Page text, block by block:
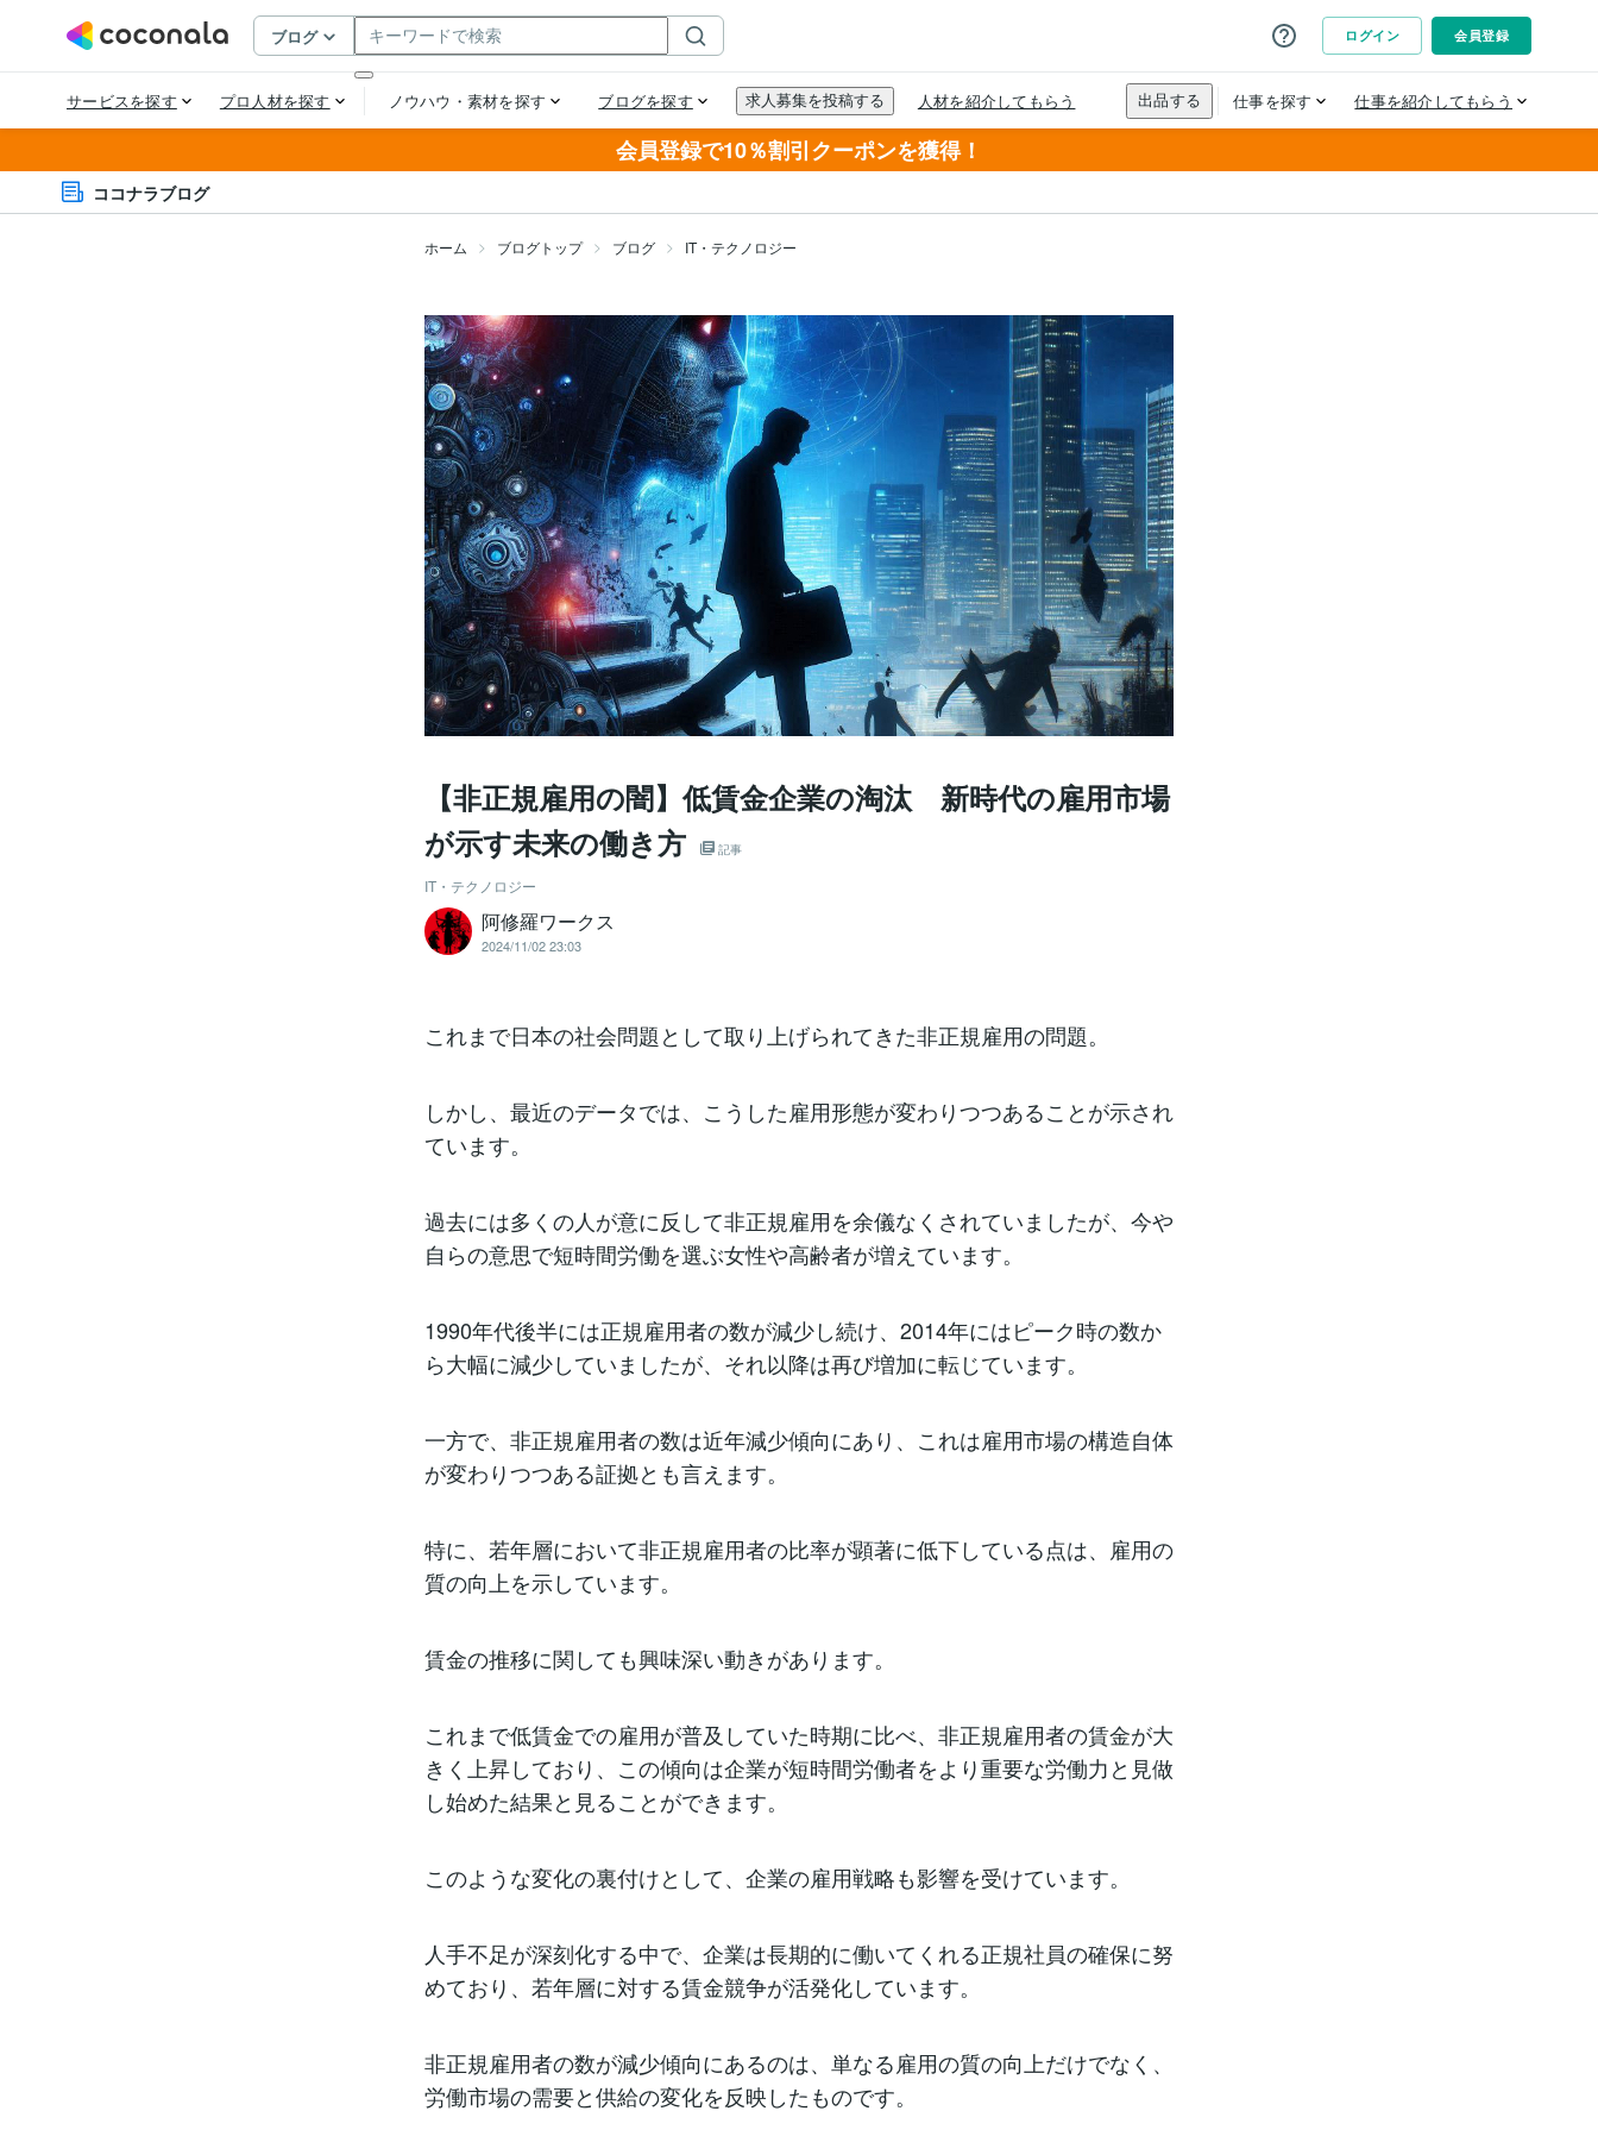
会員登録で10％割引クーポンを獲得！
ココナラブログ
ホーム ブログトップ ブログ IT・テクノロジー
【非正規雇用の闇】低賃金企業の淘汰 新時代の雇用市場
が示す未来の働き方
記事
IT・テクノロジー
阿修羅ワークス
2024/11/02 23:03
これまで日本の社会問題として取り上げられてきた非正規雇用の問題。
しかし、最近のデータでは、こうした雇用形態が変わりつつあることが示され
ています。
過去には多くの人が意に反して非正規雇用を余儀なくされていましたが、今や
自らの意思で短時間労働を選ぶ女性や高齢者が増えています。
1990年代後半には正規雇用者の数が減少し続け、2014年にはピーク時の数か
ら大幅に減少していましたが、それ以降は再び増加に転じています。
一方で、非正規雇用者の数は近年減少傾向にあり、これは雇用市場の構造自体
が変わりつつある証拠とも言えます。
特に、若年層において非正規雇用者の比率が顕著に低下している点は、雇用の
質の向上を示しています。
賃金の推移に関しても興味深い動きがあります。
これまで低賃金での雇用が普及していた時期に比べ、非正規雇用者の賃金が大
きく上昇しており、この傾向は企業が短時間労働者をより重要な労働力と見做
し始めた結果と見ることができます。
このような変化の裏付けとして、企業の雇用戦略も影響を受けています。
人手不足が深刻化する中で、企業は長期的に働いてくれる正規社員の確保に努
めており、若年層に対する賃金競争が活発化しています。
非正規雇用者の数が減少傾向にあるのは、単なる雇用の質の向上だけでなく、
労働市場の需要と供給の変化を反映したものです。